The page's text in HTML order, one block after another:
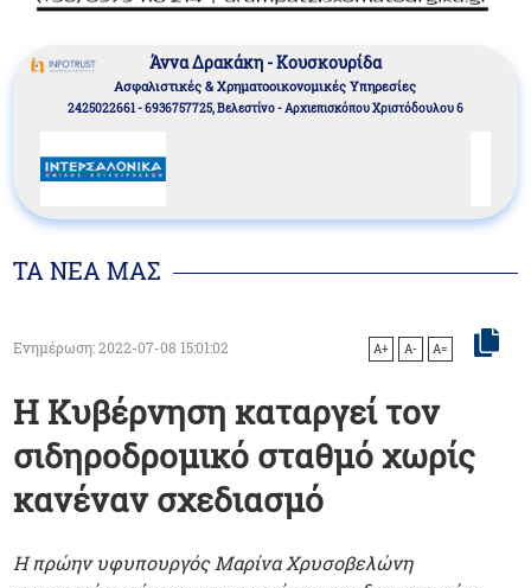
Άννα Δρακάκη - Κουσκουρίδα
Aσφαλιστικές & Χρηματοοικονομικές Υπηρεσίες
2425022661 - 6936757725, Βελεστίνο - Αρχιεπισκόπου Χριστόδουλου 6
ΤΑ ΝΕΑ ΜΑΣ
Ενημέρωση: 2022-07-08 15:01:02 A+ A- A=
Η Κυβέρνηση καταργεί τον
σιδηροδρομικό σταθμό χωρίς
κανέναν σχεδιασμό
Η πρώην υφυπουργός Μαρίνα Χρυσοβελώνη